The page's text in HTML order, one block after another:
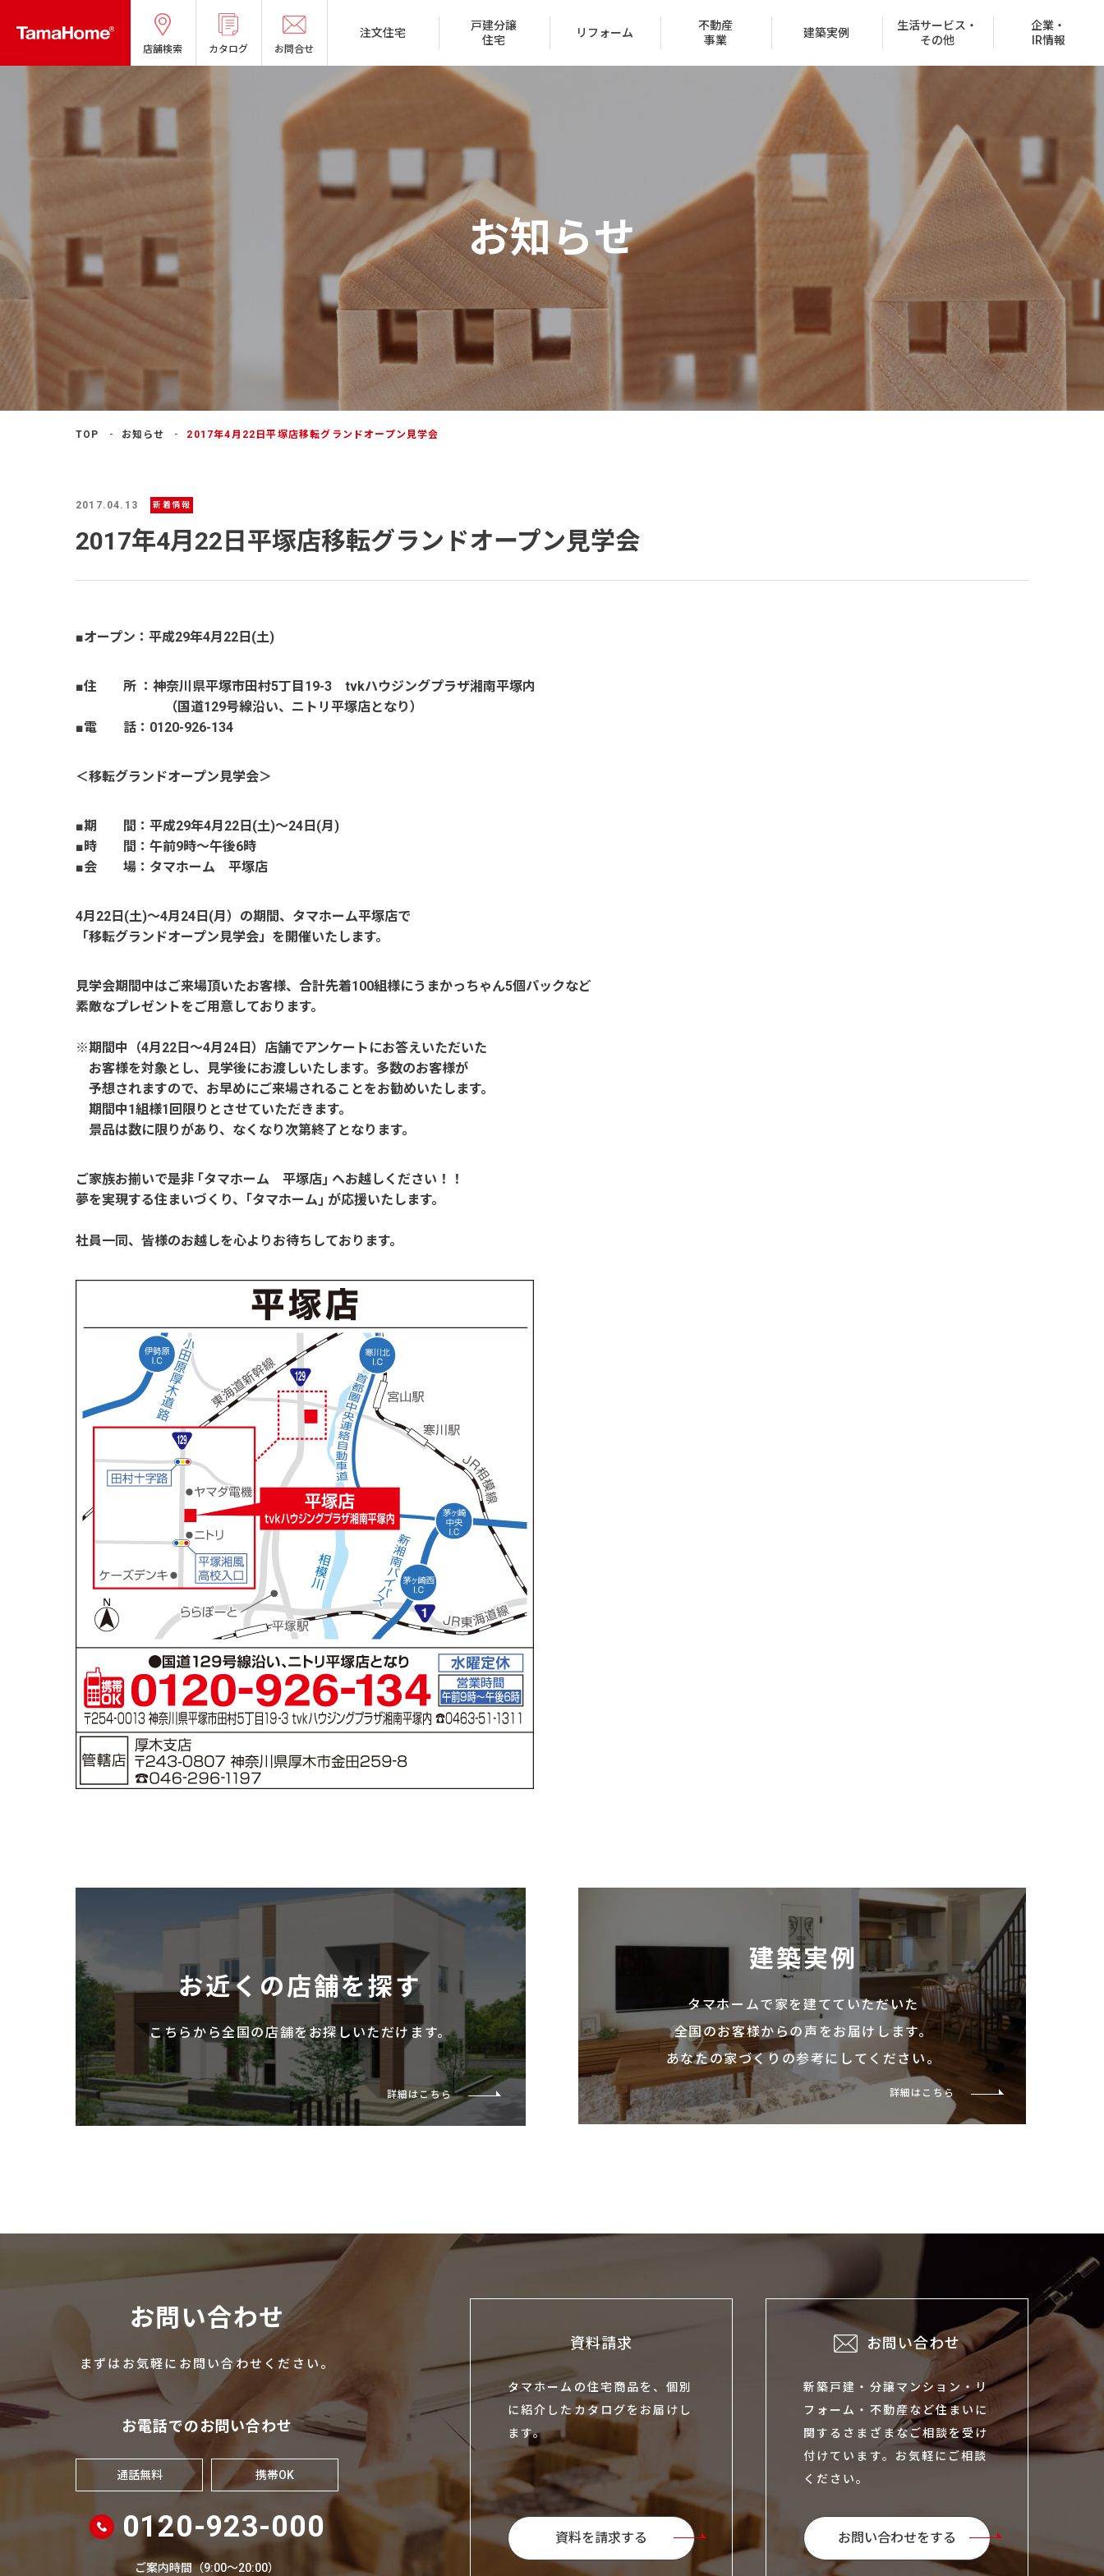
店舗検索 カタログ お問合せ
注文住宅
タマホームの考える家づくり 家づくりのステップ
保証とサポート 住宅net
戸建分譲
住宅
リフォーム
リフォームメニュー FAQ
不動産
事業
分譲マンション
賃貸取扱物件
（サブリース事業）
区分所有権販売事業
建築実例
オーナー様の声 建築実例
生活サービス・
その他
ハッピーライフクラブ お客様紹介制度
タマネット
企業・
IR情報
役員紹介
IR情報 経営方針 グループ会社
採用情報 受賞一覧 協賛イベント CMギャラリー
お知らせ
TOP お知らせ 2017年4月22日平塚店移転グランドオープン見学会
2017.04.13 新着情報
2017年4月22日平塚店移転グランドオープン見学会
■オープン：平成29年4月22日(土)
■住 所 ：神奈川県平塚市田村5丁目19-3 tvkハウジングプラザ湘南平塚内
（国道129号線沿い、ニトリ平塚店となり）
■電 話：0120-926-134
＜移転グランドオープン見学会＞
■期 間：平成29年4月22日(土)～24日(月)
■時 間：午前9時～午後6時
■会 場：タマホーム 平塚店
4月22日(土)～4月24日(月）の期間、タマホーム平塚店で
「移転グランドオープン見学会」を開催いたします。
見学会期間中はご来場頂いたお客様、合計先着100組様にうまかっちゃん5個パックなど
素敵なプレゼントをご用意しております。
※期間中（4月22日～4月24日）店舗でアンケートにお答えいただいた
お客様を対象とし、見学後にお渡しいたします。多数のお客様が
予想されますので、お早めにご来場されることをお勧めいたします。
期間中1組様1回限りとさせていただきます。
景品は数に限りがあり、なくなり次第終了となります。
ご家族お揃いで是非 ｢タマホーム 平塚店｣ へお越しください！！
夢を実現する住まいづくり、｢タマホーム｣ が応援いたします。
社員一同、皆様のお越しを心よりお待ちしております。
お近くの店舗を探す
こちらから全国の店舗をお探しいただけます。
詳細はこちら
建築実例
タマホームで家を建てていただいた
全国のお客様からの声をお届けします。
あなたの家づくりの参考にしてください。
詳細はこちら
お問い合わせ
まずはお気軽にお問い合わせください。
お電話でのお問い合わせ
通話無料 携帯OK
0120-923-000
ご案内時間（9:00～20:00）
資料請求
タマホームの住宅商品を、個別
に紹介したカタログをお届けし
ます。
資料を請求する
お問い合わせ
新築戸建・分譲マンション・リ
フォーム・不動産など住まいに
関するさまざまなご相談を受け
付けています。お気軽にご相談
ください。
お問い合わせをする